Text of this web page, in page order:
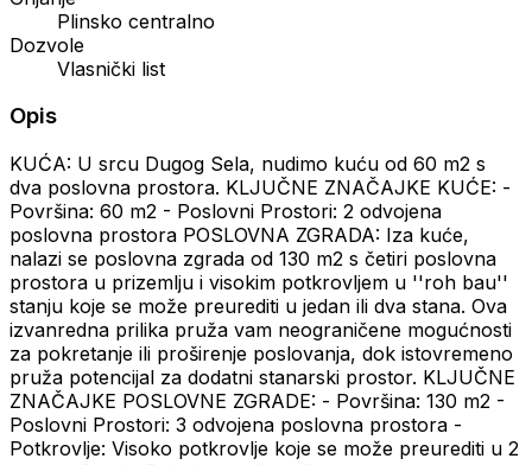
Plinsko centralno
Dozvole
Vlasnički list
Opis
KUĆA: U srcu Dugog Sela, nudimo kuću od 60 m2 s
dva poslovna prostora. KLJUČNE ZNAČAJKE KUĆE: -
Površina: 60 m2 - Poslovni Prostori: 2 odvojena
poslovna prostora POSLOVNA ZGRADA: Iza kuće,
nalazi se poslovna zgrada od 130 m2 s četiri poslovna
prostora u prizemlju i visokim potkrovljem u ''roh bau''
stanju koje se može preurediti u jedan ili dva stana. Ova
izvanredna prilika pruža vam neograničene mogućnosti
za pokretanje ili proširenje poslovanja, dok istovremeno
pruža potencijal za dodatni stanarski prostor. KLJUČNE
ZNAČAJKE POSLOVNE ZGRADE: - Površina: 130 m2 -
Poslovni Prostori: 3 odvojena poslovna prostora -
Potkrovlje: Visoko potkrovlje koje se može preurediti u 2